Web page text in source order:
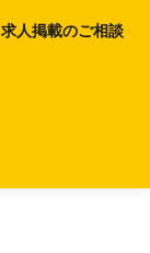
求人掲載のご相談